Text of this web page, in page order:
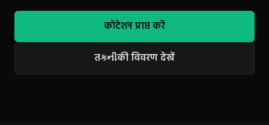
कोटेशन प्राप्त करें
तકનીकी विवरण देखें